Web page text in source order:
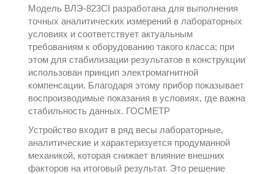
Модель ВЛЭ-823CI разработана для выполнения
точных аналитических измерений в лабораторных
условиях и соответствует актуальным
требованиям к оборудованию такого класса; при
этом для стабилизации результатов в конструкции
использован принцип электромагнитной
компенсации. Благодаря этому прибор показывает
воспроизводимые показания в условиях, где важна
стабильность данных. ГОСМЕТР
Устройство входит в ряд весы лабораторные,
аналитические и характеризуется продуманной
механикой, которая снижает влияние внешних
факторов на итоговый результат. Это решение